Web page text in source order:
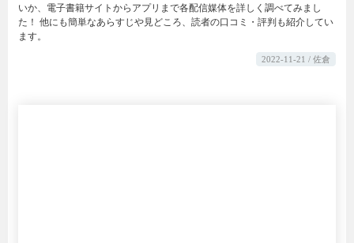
いか、電子書籍サイトからアプリまで各配信媒体を詳しく調べてみまし
た！ 他にも簡単なあらすじや見どころ、読者の口コミ・評判も紹介してい
ます。
2022-11-21 / 佐倉